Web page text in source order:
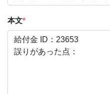
本文*